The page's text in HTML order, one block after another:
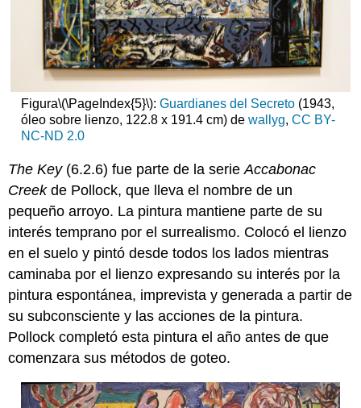
Figura\(\PageIndex{5}\): Guardianes del Secreto(1943,
óleo sobre lienzo, 122.8 x 191.4 cm) de wallyg, CC BY-
NC-ND 2.0
The Key(6.2.6) fue parte de la serieAccabonac
Creekde Pollock, que lleva el nombre de un
pequeño arroyo. La pintura mantiene parte de su
interés temprano por el surrealismo. Colocó el lienzo
en el suelo y pintó desde todos los lados mientras
caminaba por el lienzo expresando su interés por la
pintura espontánea, imprevista y generada a partir de
su subconsciente y las acciones de la pintura.
Pollock completó esta pintura el año antes de que
comenzara sus métodos de goteo.